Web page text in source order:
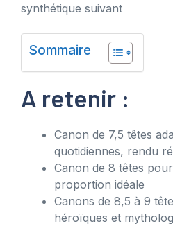
synthétique suivant
Sommaire
A retenir :
Canon de 7,5 têtes
quotidiennes, rendu
Canon de 8 têtes
proportion idéale
Canons de 8,5 à 9
héroïques et